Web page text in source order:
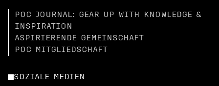
POC JOURNAL: GEAR UP WITH KNOWLEDGE &
INSPIRATION
ASPIRIERENDE GEMEINSCHAFT
POC MITGLIEDSCHAFT
SOZIALE MEDIEN